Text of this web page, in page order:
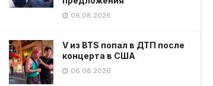
06.08.2026
V из BTS попал в ДТП после
концерта в США
06.08.2026